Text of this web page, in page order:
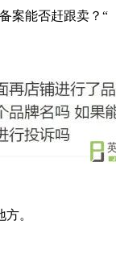
案能否赶跟卖？“
。